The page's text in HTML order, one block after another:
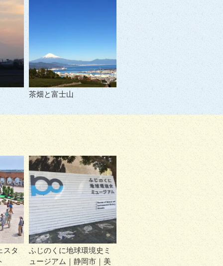
茶畑と富士山
スタ
ふじのくに地球環境史ミ
ュージアム｜静岡市｜美